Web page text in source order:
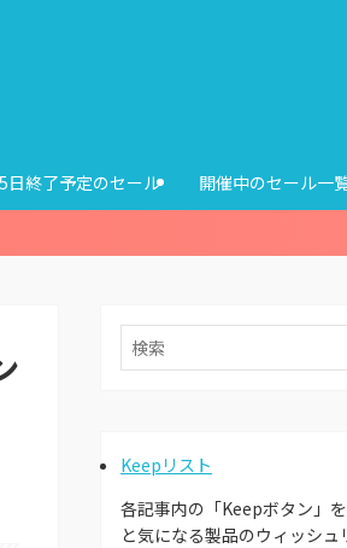
終了予定のセール 開催中のセール一
Keepリスト
各記事内の「Keepボタン」
と気になる製品のウィッシュ